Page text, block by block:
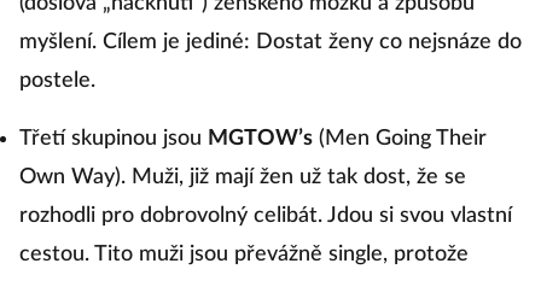
myšlení. Cílem je jediné: Dostat ženy co nejsnáze do
postele.
Třetí skupinou jsou MGTOW’s (Men Going Their
Own Way). Muži, již mají žen už tak dost, že se
rozhodli pro dobrovolný celibát. Jdou si svou vlastní
cestou. Tito muži jsou převážně single, protože